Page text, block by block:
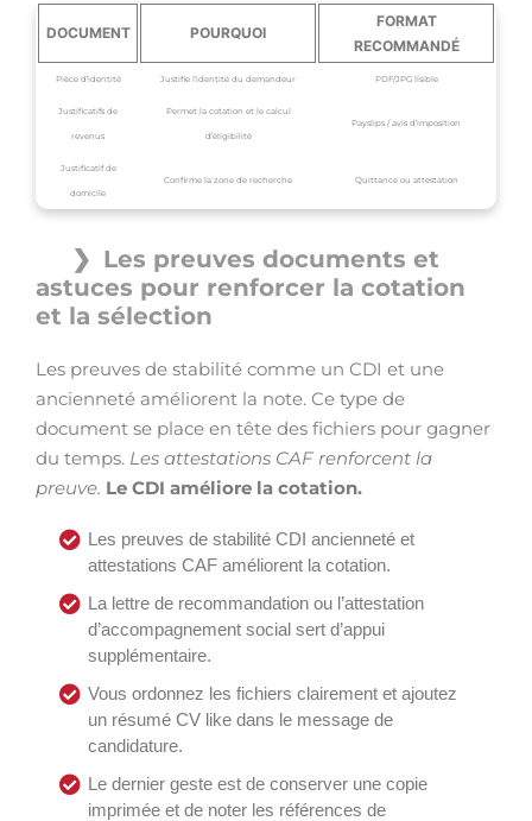
DOCUMENT POURQUOI
FORMAT
RECOMMANDÉ
Pièce d’identité Justifie l’identité du demandeur PDF/JPG lisible
Justificatifs de
revenus
Permet la cotation et le calcul
d’éligibilité
Payslips / avis d’imposition
Justificatif de
domicile
Confirme la zone de recherche Quittance ou attestation
Les preuves documents et
astuces pour renforcer la cotation
et la sélection
Les preuves de stabilité comme un CDI et une
ancienneté améliorent la note. Ce type de
document se place en tête des fichiers pour gagner
du temps. Les attestations CAF renforcent la
preuve. Le CDI améliore la cotation.
Les preuves de stabilité CDI ancienneté et
attestations CAF améliorent la cotation.
La lettre de recommandation ou l’attestation
d’accompagnement social sert d’appui
supplémentaire.
Vous ordonnez les fichiers clairement et ajoutez
un résumé CV like dans le message de
candidature.
Le dernier geste est de conserver une copie
imprimée et de noter les références de